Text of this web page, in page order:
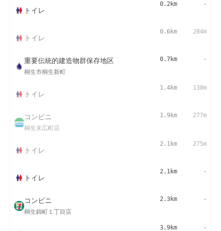
トイレ
0.2km -
トイレ
0.6km 284m
重要伝統的建造物群保存地区
桐生市桐生新町
0.7km -
トイレ
1.4km 138m
コンビニ
桐生末広町店
1.9km 277m
トイレ
2.1km 275m
トイレ
2.1km -
コンビニ
桐生錦町１丁目店
2.3km -
3.9km -